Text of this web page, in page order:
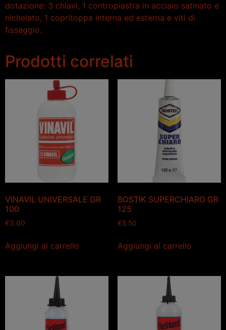
dotazione: 3 chiavi, 1 contropiastra in acciaio satinato e
nichelato, 1 copritoppa interna ed esterna e viti di
fissaggio.
Prodotti correlati
VINAVIL UNIVERSALE GR
100
€3.00
Aggiungi al carrello
BOSTIK SUPERCHIARO GR
125
€5.50
Aggiungi al carrello